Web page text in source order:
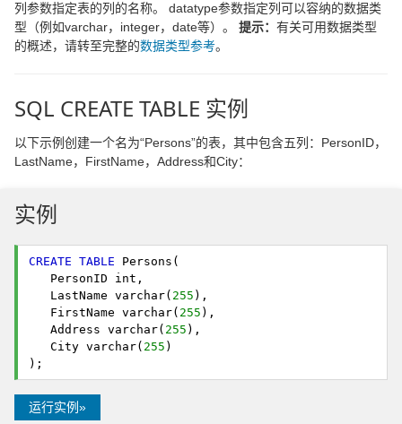
列参数指定表的列的名称。 datatype参数指定列可以容纳的数据类
型（例如varchar，integer，date等）。 提示： 有关可用数据类型
的概述，请转至完整的数据类型参考。
SQL CREATE TABLE 实例
以下示例创建一个名为“Persons”的表，其中包含五列：PersonID，
LastName，FirstName，Address和City：
实例
CREATE TABLE Persons(
PersonID int,
LastName varchar( 255 ),
FirstName varchar( 255 ),
Address varchar( 255 ),
City varchar( 255 )
);
运行实例»